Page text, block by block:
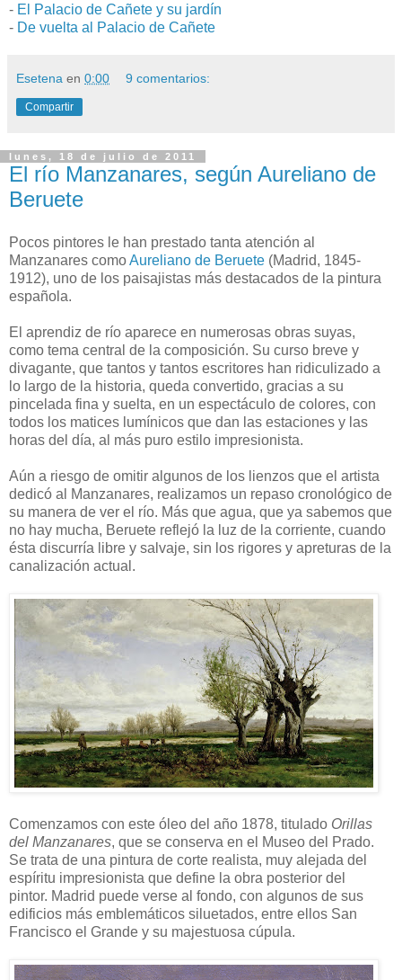
- El Palacio de Cañete y su jardín
- De vuelta al Palacio de Cañete
Esetena en 0:00 9 comentarios:
Compartir
lunes, 18 de julio de 2011
El río Manzanares, según Aureliano de
Beruete
Pocos pintores le han prestado tanta atención al
Manzanares comoAureliano de Beruete (Madrid, 1845-
1912), uno de los paisajistas más destacados de la pintura
española.
El aprendiz de río aparece en numerosas obras suyas,
como tema central de la composición. Su curso breve y
divagante, que tantos y tantos escritores han ridiculizado a
lo largo de la historia, queda convertido, gracias a su
pincelada fina y suelta, en un espectáculo de colores, con
todos los matices lumínicos que dan las estaciones y las
horas del día, al más puro estilo impresionista.
Aún a riesgo de omitir algunos de los lienzos que el artista
dedicó al Manzanares, realizamos un repaso cronológico de
su manera de ver el río. Más que agua, que ya sabemos que
no hay mucha, Beruete reflejó la luz de la corriente, cuando
ésta discurría libre y salvaje, sin los rigores y apreturas de la
canalización actual.
Comenzamos con este óleo del año 1878, titulado Orillas
del Manzanares, que se conserva en el Museo del Prado.
Se trata de una pintura de corte realista, muy alejada del
espíritu impresionista que define la obra posterior del
pintor. Madrid puede verse al fondo, con algunos de sus
edificios más emblemáticos siluetados, entre ellos San
Francisco el Grande y su majestuosa cúpula.